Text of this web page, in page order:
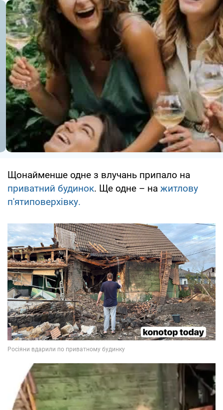
Щонайменше одне з влучань припало на
приватний будинок. Ще одне – на житлову
п'ятиповерхівку.